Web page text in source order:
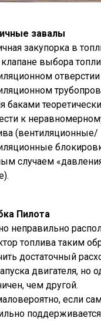
завалы
закупорка в
клапане выбора
баками
к
(вентиляционные/
случаем
Пилота
неправильно
топлива таким
достаточный
двигателя, но
чем другой.
если